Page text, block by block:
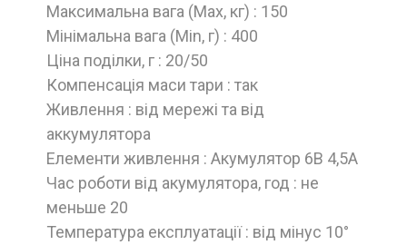
Максимальна вага (Max, кг) : 150
Мінімальна вага (Min, г) : 400
Ціна поділки, г : 20/50
Компенсація маси тари : так
Живлення : від мережі та від
аккумулятора
Елементи живлення : Акумулятор 6В 4,5А
Час роботи від акумулятора, год : не
меньше 20
Температура експлуатації : від мінус 10°